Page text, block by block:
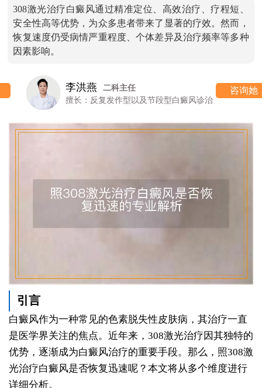
308激光治疗白癜风通过精准定位、高效治疗、疗程短、
安全性高等优势，为众多患者带来了显著的疗效。然而，
恢复速度仍受病情严重程度、个体差异及治疗频率等多种
因素影响。
李洪燕
二科主任
擅长：反复发作型以及节段型白癜风诊治
咨询她
引言
白癜风作为一种常见的色素脱失性皮肤病，其治疗一直
是医学界关注的焦点。近年来，308激光治疗因其独特的
优势，逐渐成为白癜风治疗的重要手段。那么，照308激
光治疗白癜风是否恢复迅速呢？本文将从多个维度进行
详细分析。